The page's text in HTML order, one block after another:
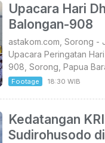
Upacara Hari
Balongan-908
astakom.com, Sorong -
Upacara Peringatan
908, Sorong, Papua
Footage 18:30 WIB
Kedatangan
Sudirohusodo